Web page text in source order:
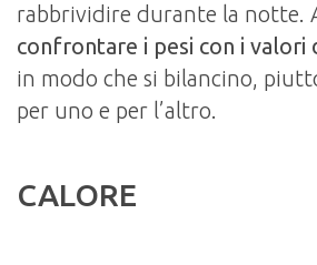
rabbrividire durante la notte.
confrontare i pesi con i valori
in modo che si bilancino,
per uno e per l’altro.
CALORE